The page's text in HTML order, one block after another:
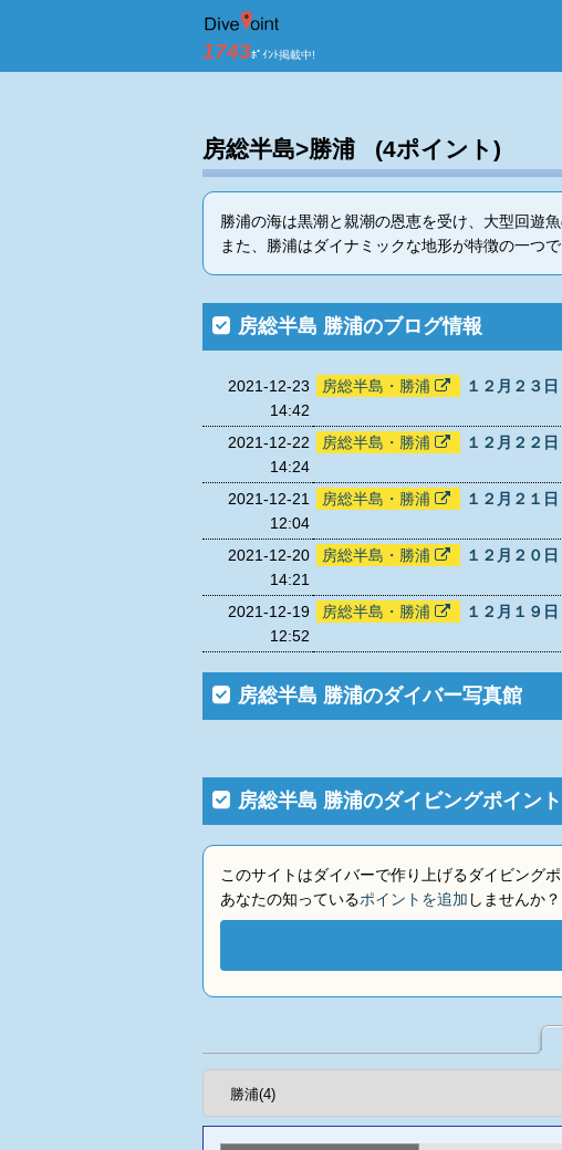
1743ﾎﾟｲﾝﾄ掲載中!
房総半島>勝浦 (4ポイント)
勝浦の海は黒潮と親潮の恩恵を受け、大型回遊
また、勝浦はダイナミックな地形が特徴の一つ
房総半島 勝浦のブログ情報
2021-12-23
14:42
房総半島・勝浦 １２月２３日
2021-12-22
14:24
房総半島・勝浦 １２月２２日
2021-12-21
12:04
房総半島・勝浦 １２月２１日
2021-12-20
14:21
房総半島・勝浦 １２月２０日
2021-12-19
12:52
房総半島・勝浦 １２月１９日
房総半島 勝浦のダイバー写真館
房総半島 勝浦のダイビングポイント
このサイトはダイバーで作り上げるダイビング
あなたの知っているポイントを追加 しませんか？